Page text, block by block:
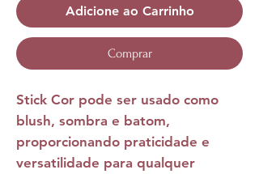
Adicione ao Carrinho
Comprar
Stick Cor pode ser usado como
blush, sombra e batom,
proporcionando praticidade e
versatilidade para qualquer